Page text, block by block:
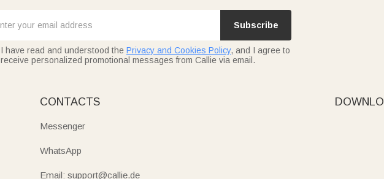
Subscribe
I have read and understood the Privacy and Cookies Policy, and I agree to
receive personalized promotional messages from Callie via email.
CONTACTS
Messenger
WhatsApp
Email: support@callie.de